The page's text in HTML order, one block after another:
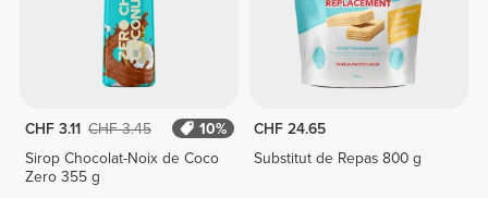
CHF 3.11 CHF 3.45
10%
Sirop Chocolat-Noix de Coco
Zero 355 g
CHF 24.65
Substitut de Repas 800 g